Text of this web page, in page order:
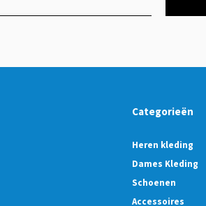
Categorieën
Heren kleding
Dames Kleding
Schoenen
Accessoires